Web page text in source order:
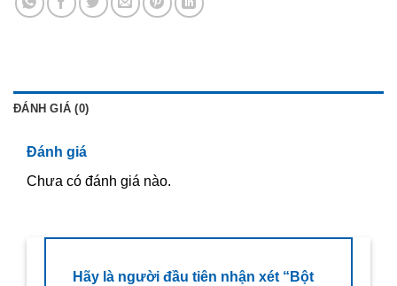
ĐÁNH GIÁ (0)
Đánh giá
Chưa có đánh giá nào.
Hãy là người đầu tiên nhận xét “Bột